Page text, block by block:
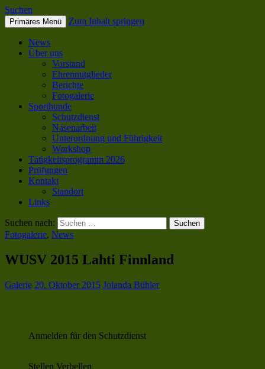
SC OG Biel-Pieterlen
Suchen
Primäres Menü Zum Inhalt springen
News
Über uns
Vorstand
Ehrenmitglieder
Berichte
Fotogalerie
Sporthunde
Schutzdienst
Nasenarbeit
Unterordnung und Führigkeit
Workshop
Tätigkeitsprogramm 2026
Prüfungen
Kontakt
Standort
Links
Suchen nach:
Fotogalerie, News
WUSV 2015 Lahti Finnland
Galerie 20. Oktober 2015 Jolanda Bühler
Anmelden für den Schutzdienst
Stellen Verbellen